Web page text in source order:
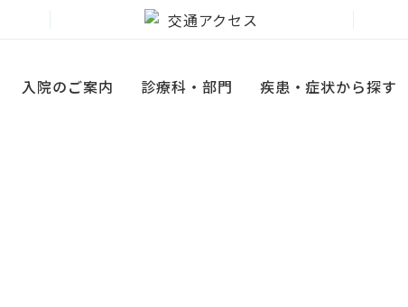
交通アクセス
入院のご案内 診療科・部門 疾患・症状から探す